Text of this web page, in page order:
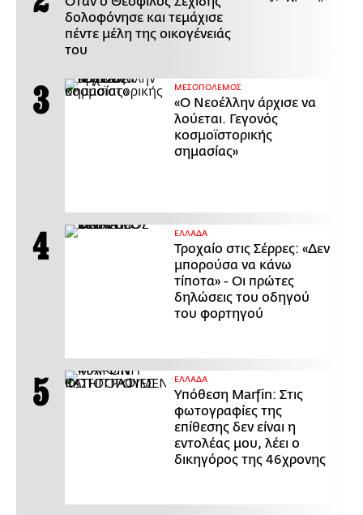
δολοφόνησε και τεμάχισε
πέντε μέλη της οικογένειάς
του
ΜΕΣΟΠΟΛΕΜΟΣ
«Ο Νεοέλλην άρχισε να
λούεται. Γεγονός
κοσμοϊστορικής
σημασίας»
ΕΛΛΑΔΑ
Τροχαίο στις Σέρρες: «Δεν
μπορούσα να κάνω
τίποτα» - Οι πρώτες
δηλώσεις του οδηγού
του φορτηγού
ΕΛΛΑΔΑ
Υπόθεση Marfin: Στις
φωτογραφίες της
επίθεσης δεν είναι η
εντολέας μου, λέει ο
δικηγόρος της 46χρονης